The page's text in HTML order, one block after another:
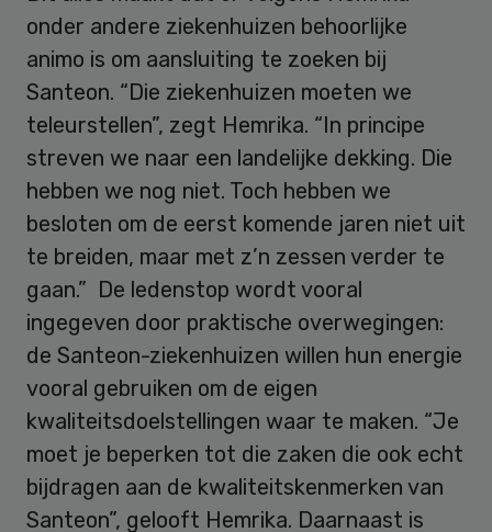
onder andere ziekenhuizen behoorlijke
animo is om aansluiting te zoeken bij
Santeon. “Die ziekenhuizen moeten we
teleurstellen”, zegt Hemrika. “In principe
streven we naar een landelijke dekking. Die
hebben we nog niet. Toch hebben we
besloten om de eerst komende jaren niet uit
te breiden, maar met z’n zessen verder te
gaan.” De ledenstop wordt vooral
ingegeven door praktische overwegingen:
de Santeon-ziekenhuizen willen hun energie
vooral gebruiken om de eigen
kwaliteitsdoelstellingen waar te maken. “Je
moet je beperken tot die zaken die ook echt
bijdragen aan de kwaliteitskenmerken van
Santeon”, gelooft Hemrika. Daarnaast is